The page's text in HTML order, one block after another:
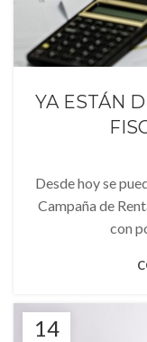
YA ESTÁN
Desde hoy se
Campaña de
con
14